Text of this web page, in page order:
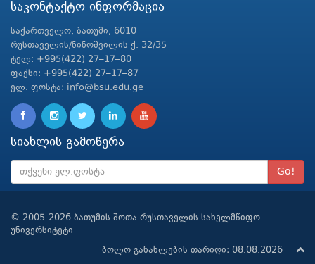
საკონტაქტო ინფორმაცია
საქართველო, ბათუმი, 6010
რუსთაველის/ნინოშვილის ქ. 32/35
ტელ: +995(422) 27–17–80
ფაქსი: +995(422) 27–17–87
ელ. ფოსტა: info@bsu.edu.ge
სიახლის გამოწერა
Go!
© 2005-2026 ბათუმის შოთა რუსთაველის სახელმწიფო
უნივერსიტეტი
ბოლო განახლების თარიღი: 08.08.2026